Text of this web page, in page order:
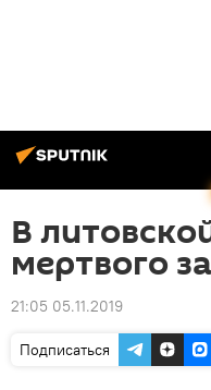
В
мертвого
21:05 05.11.2019
Подписаться